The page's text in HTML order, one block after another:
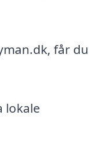
får du
lokale